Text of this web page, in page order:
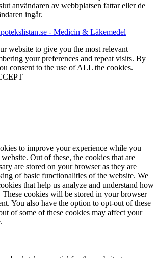
användaren av webbplatsen fattar eller de
ingår.
- Medicin & Läkemedel
website to give you the most relevant
your preferences and repeat visits. By
consent to the use of ALL the cookies.
to improve your experience while you
Out of these, the cookies that are
are stored on your browser as they are
of basic functionalities of the website. We
that help us analyze and understand how
These cookies will be stored in your browser
You also have the option to opt-out of these
of some of these cookies may affect your